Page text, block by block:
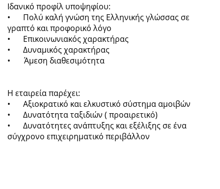
Ιδανικό προφίλ υποψηφίου:
•
Πολύ καλή γνώση της Ελληνικής γλώσσας σε
γραπτό και προφορικό λόγο
•
Επικοινωνιακός χαρακτήρας
•
Δυναμικός χαρακτήρας
• Άμεση διαθεσιμότητα
Η εταιρεία παρέχει:
•
Αξιοκρατικό και ελκυστικό σύστημα αμοιβών
•
Δυνατότητα ταξιδιών ( προαιρετικό)
•
Δυνατότητες ανάπτυξης και εξέλιξης σε ένα
σύγχρονο επιχειρηματικό περιβάλλον